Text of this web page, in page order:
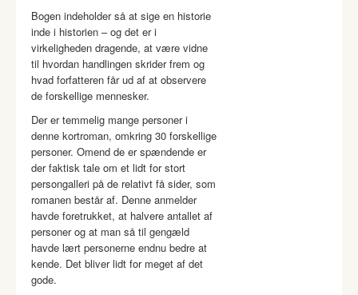
Bogen indeholder så at sige en historie
inde i historien – og det er i
virkeligheden dragende, at være vidne
til hvordan handlingen skrider frem og
hvad forfatteren får ud af at observere
de forskellige mennesker.
Der er temmelig mange personer i
denne kortroman, omkring 30 forskellige
personer. Omend de er spændende er
der faktisk tale om et lidt for stort
persongalleri på de relativt få sider, som
romanen består af. Denne anmelder
havde foretrukket, at halvere antallet af
personer og at man så til gengæld
havde lært personerne endnu bedre at
kende. Det bliver lidt for meget af det
gode.